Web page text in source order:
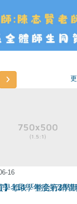
考取「整合行銷管
16
】114學年度第2學